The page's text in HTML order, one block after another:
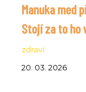
Manuka med
Stojí za to ho
zdraví
20. 03. 2026